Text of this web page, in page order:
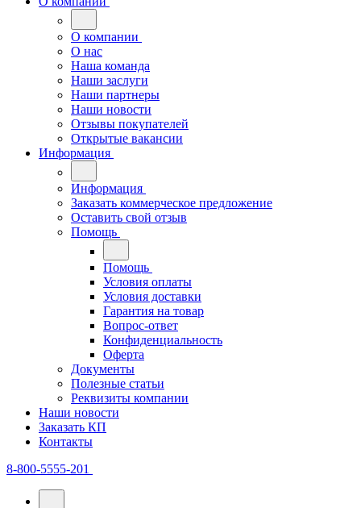
О компании
О нас
Наша команда
Наши заслуги
Наши партнеры
Наши новости
Отзывы покупателей
Открытые вакансии
Информация
Информация
Заказать коммерческое предложение
Оставить свой отзыв
Помощь
Помощь
Условия оплаты
Условия доставки
Гарантия на товар
Вопрос-ответ
Конфиденциальность
Оферта
Документы
Полезные статьи
Реквизиты компании
Наши новости
Заказать КП
Контакты
8-800-5555-201